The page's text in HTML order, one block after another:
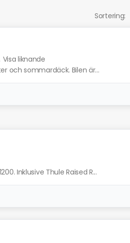
Sortering:
Visa liknande
och sommardäck. Bilen är...
Inklusive Thule Raised R...